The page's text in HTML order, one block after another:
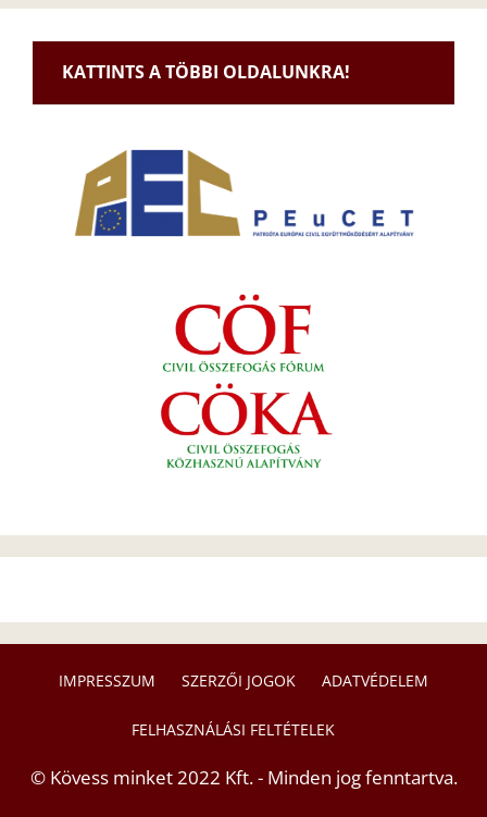
KATTINTS A TÖBBI OLDALUNKRA!
IMPRESSZUM SZERZŐI JOGOK ADATVÉDELEM
FELHASZNÁLÁSI FELTÉTELEK
© Kövess minket 2022 Kft. - Minden jog fenntartva.